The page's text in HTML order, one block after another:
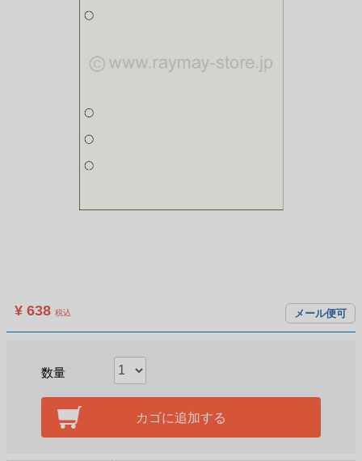
¥ 638 税込 メール便可
数量
カゴに追加する